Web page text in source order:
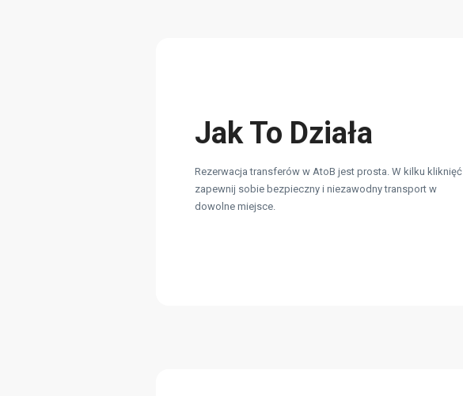
Jak To Działa
Rezerwacja transferów w AtoB jest prosta. W kilku kliknięć
zapewnij sobie bezpieczny i niezawodny transport w
dowolne miejsce.